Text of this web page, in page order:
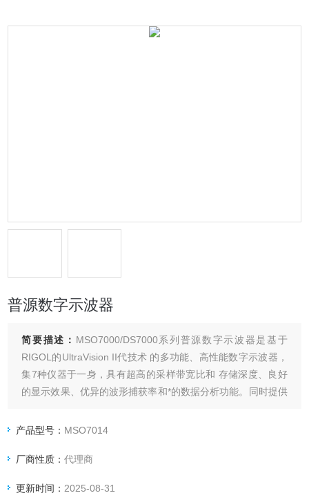
普源数字示波器
简要描述： MSO7000/DS7000系列普源数字示波器是基于
RIGOL的UltraVision II代技术 的多功能、高性能数字示波器，
集7种仪器于一身，具有超高的采样带宽比和 存储深度、良好
的显示效果、优异的波形捕获率和*的数据分析功能。同时提供
汽车电子等工业行业客户具有突出的吸引力。
产品型号： MSO7014
厂商性质：代理商
更新时间： 2025-08-31